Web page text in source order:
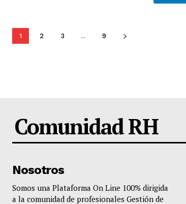
1 2 3 ... 9
Comunidad RH
Nosotros
Somos una Plataforma On Line 100% dirigida
a la comunidad de profesionales Gestión de